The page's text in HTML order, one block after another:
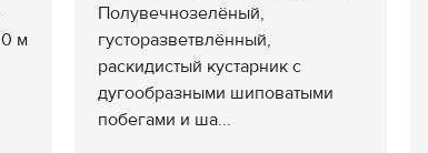
м
Полувечнозелёный,
густоразветвлённый,
раскидистый кустарник с
дугообразными шиповатыми
побегами и ша...